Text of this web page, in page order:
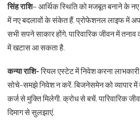
सिंह राशि– आर्थिक स्थिति को मजबूत बनाने के
में नए बदलावों के संकेत हैं. प्रोफेशनल लाइफ में
सभी सपने साकार होंगे. पारिवारिक जीवन में तनाव
में खटास आ सकता है.
कन्या राशि-रियल एस्टेट में निवेश करना लाभकारी
सोचे-समझे निवेश न करें. बिजनेसमेन को व्यापार में
कर्ज से मुक्ति मिलेगी. क्रोध से बचें. पारिवारिक
दिमाग से सुलझाएं.